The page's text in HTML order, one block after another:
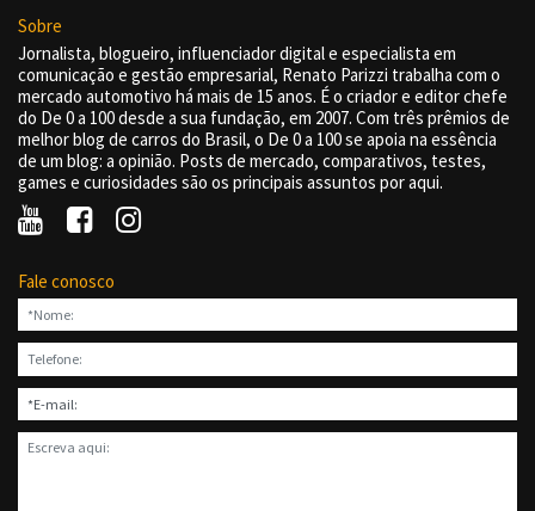
Sobre
Jornalista, blogueiro, influenciador digital e especialista em
comunicação e gestão empresarial, Renato Parizzi trabalha com o
mercado automotivo há mais de 15 anos. É o criador e editor chefe
do De 0 a 100 desde a sua fundação, em 2007. Com três prêmios de
melhor blog de carros do Brasil, o De 0 a 100 se apoia na essência
de um blog: a opinião. Posts de mercado, comparativos, testes,
games e curiosidades são os principais assuntos por aqui.
Fale conosco